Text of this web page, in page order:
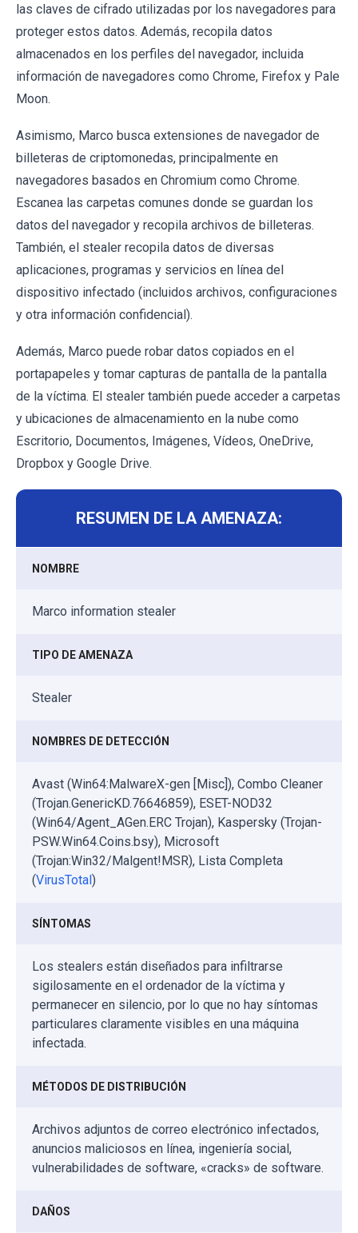
las claves de cifrado utilizadas por los navegadores para
proteger estos datos. Además, recopila datos
almacenados en los perfiles del navegador, incluida
información de navegadores como Chrome, Firefox y Pale
Moon.
Asimismo, Marco busca extensiones de navegador de
billeteras de criptomonedas, principalmente en
navegadores basados en Chromium como Chrome.
Escanea las carpetas comunes donde se guardan los
datos del navegador y recopila archivos de billeteras.
También, el stealer recopila datos de diversas
aplicaciones, programas y servicios en línea del
dispositivo infectado (incluidos archivos, configuraciones
y otra información confidencial).
Además, Marco puede robar datos copiados en el
portapapeles y tomar capturas de pantalla de la pantalla
de la víctima. El stealer también puede acceder a carpetas
y ubicaciones de almacenamiento en la nube como
Escritorio, Documentos, Imágenes, Vídeos, OneDrive,
Dropbox y Google Drive.
RESUMEN DE LA AMENAZA:
NOMBRE
Marco information stealer
TIPO DE AMENAZA
Stealer
NOMBRES DE DETECCIÓN
Avast (Win64:MalwareX-gen [Misc]), Combo Cleaner
(Trojan.GenericKD.76646859), ESET-NOD32
(Win64/Agent_AGen.ERC Trojan), Kaspersky (Trojan-
PSW.Win64.Coins.bsy), Microsoft
(Trojan:Win32/Malgent!MSR), Lista Completa
(VirusTotal)
SÍNTOMAS
Los stealers están diseñados para infiltrarse
sigilosamente en el ordenador de la víctima y
permanecer en silencio, por lo que no hay síntomas
particulares claramente visibles en una máquina
infectada.
MÉTODOS DE DISTRIBUCIÓN
Archivos adjuntos de correo electrónico infectados,
anuncios maliciosos en línea, ingeniería social,
vulnerabilidades de software, «cracks» de software.
DAÑOS